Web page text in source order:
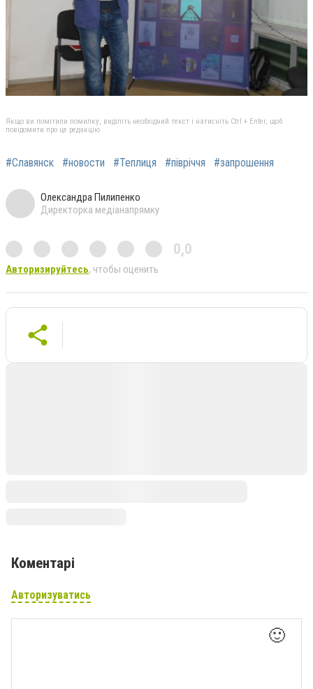
Якщо ви помітили помилку, виділіть необхідний текст і натисніть Ctrl + Enter, щоб
повідомити про це редакцію
#Славянск #новости #Теплиця #півріччя #запрошення
Олександра Пилипенко
Директорка медіанапрямку
0,0
Авторизируйтесь, чтобы оценить
Коментарі
Авторизуватись
🙂